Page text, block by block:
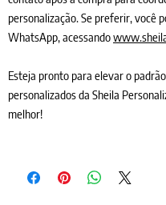
personalização. Se preferir, você
WhatsApp, acessando
Esteja pronto para elevar o
personalizados da Sheila
melhor!